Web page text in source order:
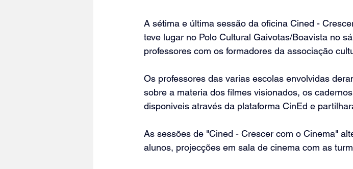
A sétima e última sessão da oficina Cined -
teve lugar no Polo Cultural Gaivotas/Boavista no
professores com os formadores da associação
Os professores das varias escolas envolvidas
sobre a materia dos filmes visionados, os
disponiveis através da plataforma CinEd e
As sessões de "Cined - Crescer com o Cinema"
alunos, projecções em sala de cinema com as